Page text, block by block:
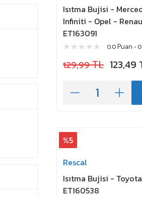
Isıtma Bujisi -
Infiniti - Opel -
ET163091
0.0 Puan -
129,99 TL 123,49
%5
Rescal
Isıtma Bujisi -
ET160538